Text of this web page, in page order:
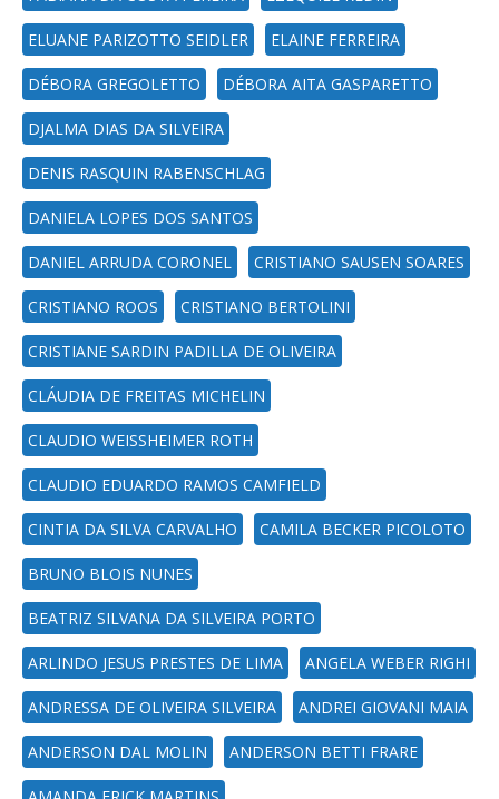
ELUANE PARIZOTTO SEIDLER ELAINE FERREIRA
DÉBORA GREGOLETTO DÉBORA AITA GASPARETTO
DJALMA DIAS DA SILVEIRA
DENIS RASQUIN RABENSCHLAG
DANIELA LOPES DOS SANTOS
DANIEL ARRUDA CORONEL CRISTIANO SAUSEN SOARES
CRISTIANO ROOS CRISTIANO BERTOLINI
CRISTIANE SARDIN PADILLA DE OLIVEIRA
CLÁUDIA DE FREITAS MICHELIN
CLAUDIO WEISSHEIMER ROTH
CLAUDIO EDUARDO RAMOS CAMFIELD
CINTIA DA SILVA CARVALHO CAMILA BECKER PICOLOTO
BRUNO BLOIS NUNES
BEATRIZ SILVANA DA SILVEIRA PORTO
ARLINDO JESUS PRESTES DE LIMA ANGELA WEBER RIGHI
ANDRESSA DE OLIVEIRA SILVEIRA ANDREI GIOVANI MAIA
ANDERSON DAL MOLIN ANDERSON BETTI FRARE